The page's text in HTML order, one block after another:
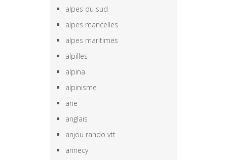
alpes du sud
alpes mancelles
alpes maritimes
alpilles
alpina
alpinisme
ane
anglais
anjou rando vtt
annecy